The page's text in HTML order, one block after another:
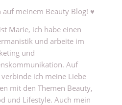
meinem Beauty Blog! ♥
Marie, ich habe einen
und arbeite im
und
Auf
ich meine Liebe
mit den Themen Beauty,
und Lifestyle. Auch mein